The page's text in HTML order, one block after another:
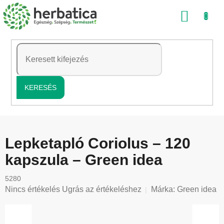
Ugrás
a
tartalomhoz
KERESÉS
Lepketapló Coriolus – 120
kapszula – Green idea
5280
A
Nincs értékelés Ugrás az értékeléshez Márka: Green idea